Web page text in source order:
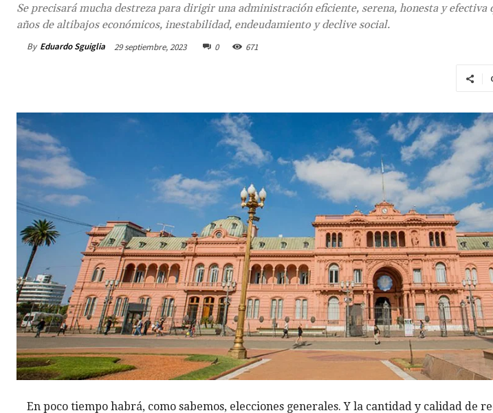
Se precisará mucha destreza para dirigir una administración eficiente, serena, honesta y
años de altibajos económicos, inestabilidad, endeudamiento y declive social.
By Eduardo Sguiglia 29 septiembre, 2023 0 671
En poco tiempo habrá, como sabemos, elecciones generales. Y la cantidad y calidad de